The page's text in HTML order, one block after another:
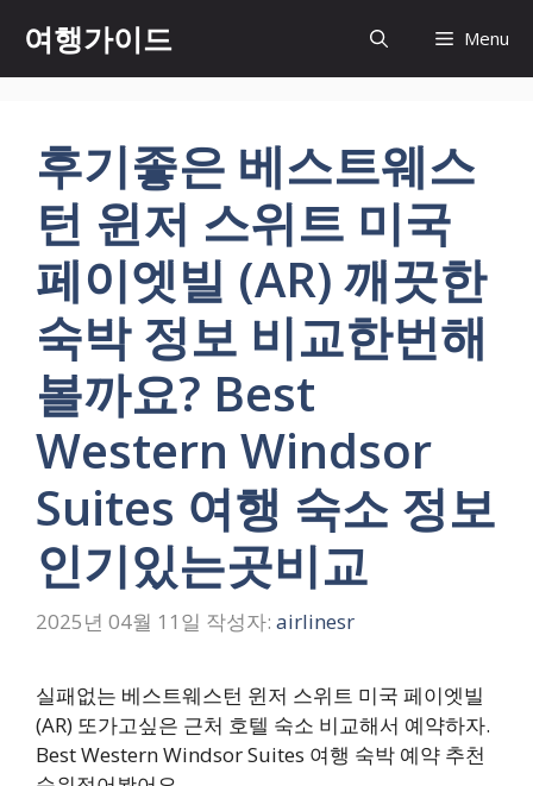
츠
여행가이드 Menu
후기좋은 베스트웨스
턴 윈저 스위트 미국
페이엣빌 (AR) 깨끗한
숙박 정보 비교한번해
볼까요? Best
Western Windsor
Suites 여행 숙소 정보
인기있는곳비교
2025년 04월 11일 작성자: airlinesr
실패없는 베스트웨스턴 윈저 스위트 미국 페이엣빌
(AR) 또가고싶은 근처 호텔 숙소 비교해서 예약하자.
Best Western Windsor Suites 여행 숙박 예약 추천